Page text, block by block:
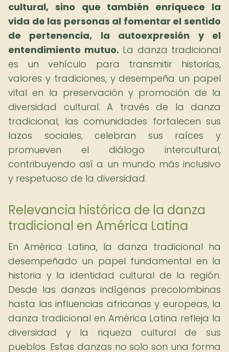
cultural, sino que también enriquece la
vida de las personas al fomentar el sentido
de pertenencia, la autoexpresión y el
entendimiento mutuo. La danza tradicional
es un vehículo para transmitir historias,
valores y tradiciones, y desempeña un papel
vital en la preservación y promoción de la
diversidad cultural. A través de la danza
tradicional, las comunidades fortalecen sus
lazos sociales, celebran sus raíces y
promueven el diálogo intercultural,
contribuyendo así a un mundo más inclusivo
y respetuoso de la diversidad.
Relevancia histórica de la danza
tradicional en América Latina
En América Latina, la danza tradicional ha
desempeñado un papel fundamental en la
historia y la identidad cultural de la región.
Desde las danzas indígenas precolombinas
hasta las influencias africanas y europeas, la
danza tradicional en América Latina refleja la
diversidad y la riqueza cultural de sus
pueblos. Estas danzas no solo son una forma